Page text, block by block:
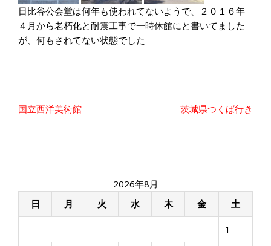
日比谷公会堂は何年も使われてないようで、２０１６年
４月から老朽化と耐震工事で一時休館にと書いてました
が、何もされてない状態でした
投
シ
ン
国立西洋美術館 茨城県つくば行き
2026年8月
日
月 火 水 木 金 土
1